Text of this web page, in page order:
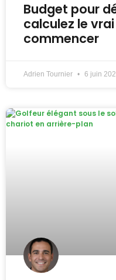
Budget pour
calculez le
commencer
Adrien Tournier 6 juin